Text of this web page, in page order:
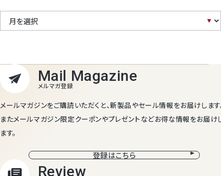
メールマガジンをご購読いただくと、新製品やセール情報をお届けします
またメールマガジン限定クーポンやプレゼントなどお得な情報をお届け
ます。
登録はこちら